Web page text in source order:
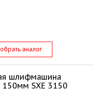
аналог
шлифмашина
150мм SXE 3150